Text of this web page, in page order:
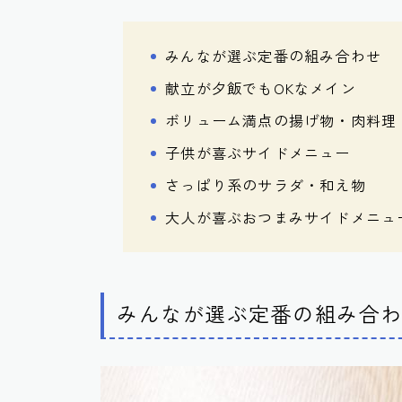
みんなが選ぶ定番の組み合わせ
献立が夕飯でもOKなメイン
ボリューム満点の揚げ物・肉料理
子供が喜ぶサイドメニュー
さっぱり系のサラダ・和え物
大人が喜ぶおつまみサイドメニュ
みんなが選ぶ定番の組み合